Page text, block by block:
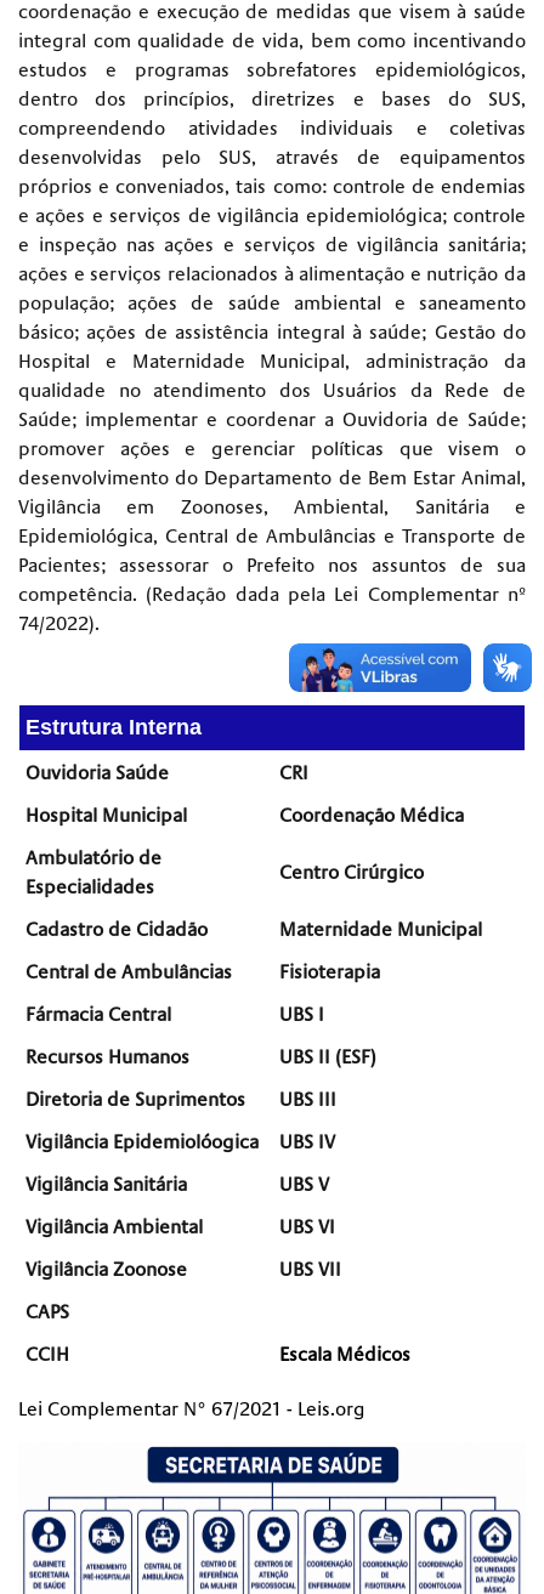
coordenação e execução de medidas que visem à saúde
integral com qualidade de vida, bem como incentivando
estudos e programas sobrefatores epidemiológicos,
dentro dos princípios, diretrizes e bases do SUS,
compreendendo atividades individuais e coletivas
desenvolvidas pelo SUS, através de equipamentos
próprios e conveniados, tais como: controle de endemias
e ações e serviços de vigilância epidemiológica; controle
e inspeção nas ações e serviços de vigilância sanitária;
ações e serviços relacionados à alimentação e nutrição da
população; ações de saúde ambiental e saneamento
básico; ações de assistência integral à saúde; Gestão do
Hospital e Maternidade Municipal, administração da
qualidade no atendimento dos Usuários da Rede de
Saúde; implementar e coordenar a Ouvidoria de Saúde;
promover ações e gerenciar políticas que visem o
desenvolvimento do Departamento de Bem Estar Animal,
Vigilância em Zoonoses, Ambiental, Sanitária e
Epidemiológica, Central de Ambulâncias e Transporte de
Pacientes; assessorar o Prefeito nos assuntos de sua
competência. (Redação dada pela Lei Complementar nº
74/2022).
Estrutura Interna
Ouvidoria Saúde
CRI
Hospital Municipal
Coordenação Médica
Ambulatório de
Especialidades
Centro Cirúrgico
Cadastro de Cidadão
Maternidade Municipal
Central de Ambulâncias
Fisioterapia
Fármacia Central
UBS I
Recursos Humanos
UBS II (ESF)
Diretoria de Suprimentos
UBS III
Vigilância Epidemiolóogica
UBS IV
Vigilância Sanitária
UBS V
Vigilância Ambiental
UBS VI
Vigilância Zoonose
UBS VII
CAPS
CCIH
Escala Médicos
Lei Complementar N° 67/2021 - Leis.org